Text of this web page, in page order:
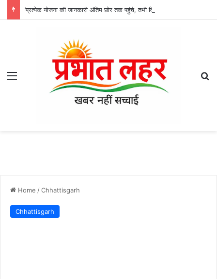
Menu
Home /Chhattisgarh
Chhattisgarh